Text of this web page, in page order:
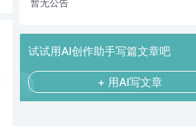
暂无公告
试试用AI创作助手写篇文章吧
+ 用AI写文章